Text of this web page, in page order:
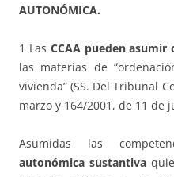
AUTONÓMICA.
1 Las CCAA pueden asumir
las materias de
vivienda” (SS. Del Tribunal
marzo y 164/2001, de 11 de
Asumidas las
autonómica sustantiva